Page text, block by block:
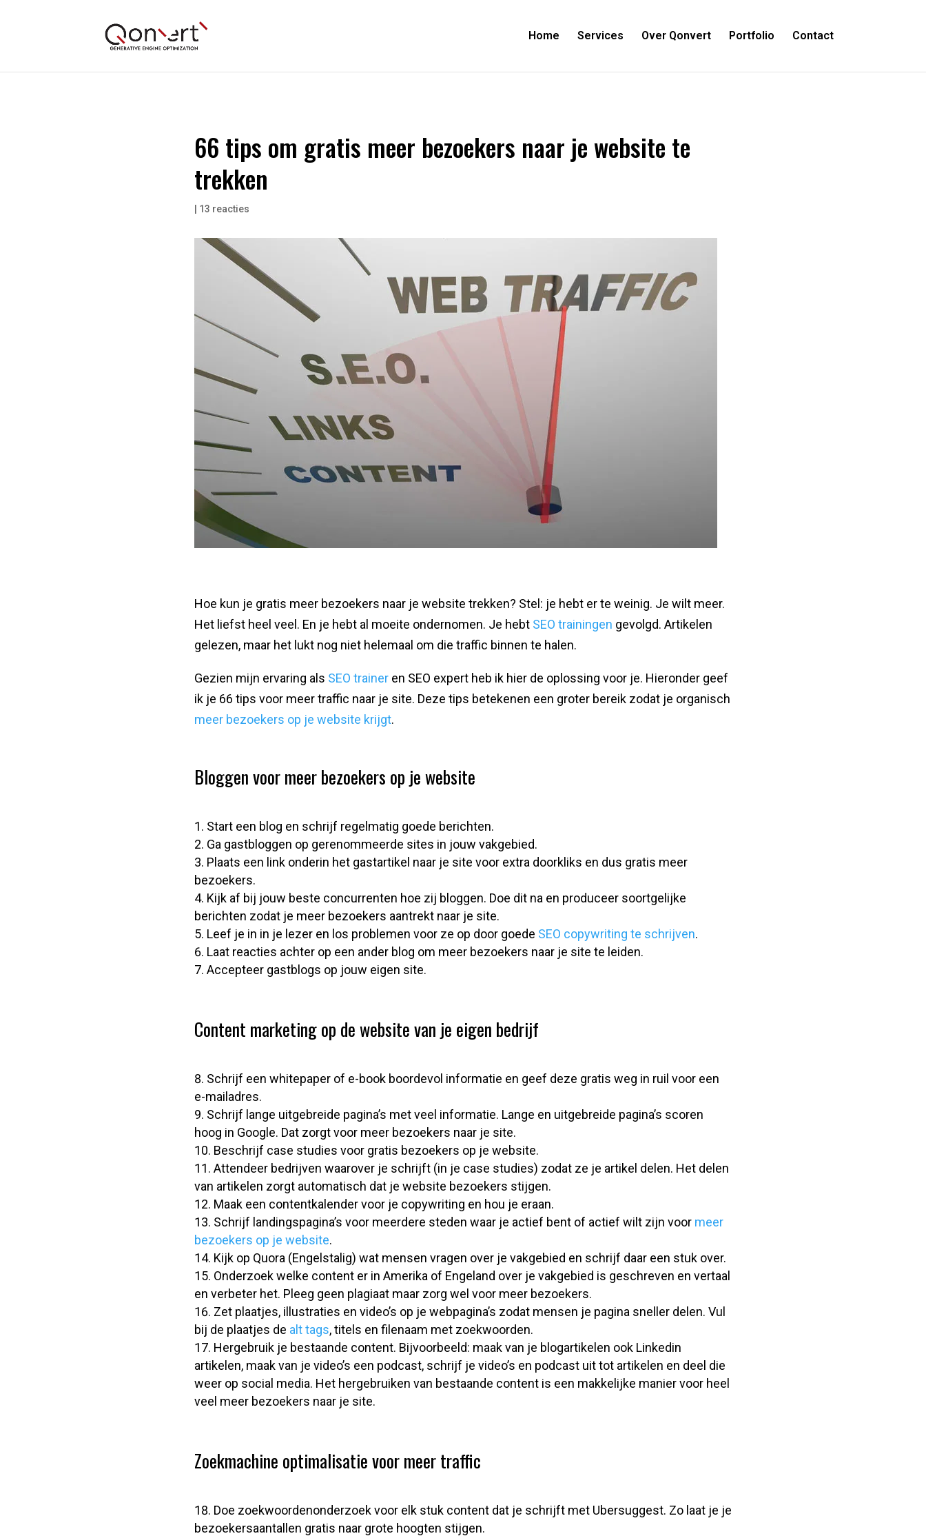
Home Services Over Qonvert Portfolio Contact
66 tips om gratis meer bezoekers naar je website te
trekken
13 reacties
Hoe kun je gratis meer bezoekers naar je website trekken? Stel: je hebt er te weinig. Je wilt meer.
Het liefst heel veel. En je hebt al moeite ondernomen. Je hebt SEO trainingen gevolgd. Artikelen
gelezen, maar het lukt nog niet helemaal om die traffic binnen te halen.
Gezien mijn ervaring als SEO trainer en SEO expert heb ik hier de oplossing voor je. Hieronder geef
ik je 66 tips voor meer traffic naar je site. Deze tips betekenen een groter bereik zodat je organisch
meer bezoekers op je website krijgt.
Bloggen voor meer bezoekers op je website
Start een blog en schrijf regelmatig goede berichten.
Ga gastbloggen op gerenommeerde sites in jouw vakgebied.
Plaats een link onderin het gastartikel naar je site voor extra doorkliks en dus gratis meer
bezoekers.
Kijk af bij jouw beste concurrenten hoe zij bloggen. Doe dit na en produceer soortgelijke
berichten zodat je meer bezoekers aantrekt naar je site.
Leef je in in je lezer en los problemen voor ze op door goede SEO copywriting te schrijven.
Laat reacties achter op een ander blog om meer bezoekers naar je site te leiden.
Accepteer gastblogs op jouw eigen site.
Content marketing op de website van je eigen bedrijf
Schrijf een whitepaper of e-book boordevol informatie en geef deze gratis weg in ruil voor een
e-mailadres.
Schrijf lange uitgebreide pagina’s met veel informatie. Lange en uitgebreide pagina’s scoren
hoog in Google. Dat zorgt voor meer bezoekers naar je site.
Beschrijf case studies voor gratis bezoekers op je website.
Attendeer bedrijven waarover je schrijft (in je case studies) zodat ze je artikel delen. Het delen
van artikelen zorgt automatisch dat je website bezoekers stijgen.
Maak een contentkalender voor je copywriting en hou je eraan.
Schrijf landingspagina’s voor meerdere steden waar je actief bent of actief wilt zijn voor meer
bezoekers op je website.
Kijk op Quora (Engelstalig) wat mensen vragen over je vakgebied en schrijf daar een stuk over.
Onderzoek welke content er in Amerika of Engeland over je vakgebied is geschreven en vertaal
en verbeter het. Pleeg geen plagiaat maar zorg wel voor meer bezoekers.
Zet plaatjes, illustraties en video’s op je webpagina’s zodat mensen je pagina sneller delen. Vul
bij de plaatjes de alt tags, titels en filenaam met zoekwoorden.
Hergebruik je bestaande content. Bijvoorbeeld: maak van je blogartikelen ook Linkedin
artikelen, maak van je video’s een podcast, schrijf je video’s en podcast uit tot artikelen en deel die
weer op social media. Het hergebruiken van bestaande content is een makkelijke manier voor heel
veel meer bezoekers naar je site.
Zoekmachine optimalisatie voor meer traffic
Doe zoekwoordenonderzoek voor elk stuk content dat je schrijft met Ubersuggest. Zo laat je je
bezoekersaantallen gratis naar grote hoogten stijgen.